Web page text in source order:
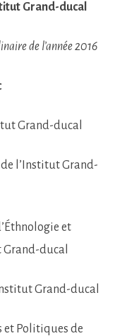
Grand-ducal
de l’année 2016
Grand-ducal
de l’Institut Grand-
et
ducal
Grand-ducal
et Politiques de